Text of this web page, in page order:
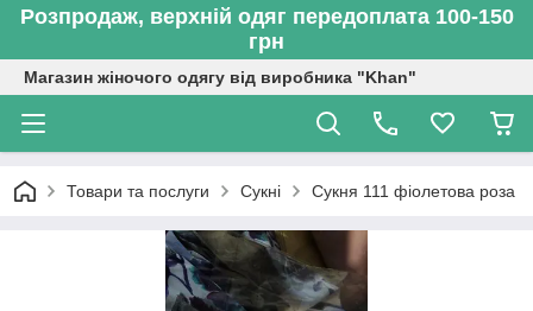
Розпродаж, верхній одяг передоплата 100-150
грн
Магазин жіночого одягу від виробника "Khan"
Товари та послуги Сукні Сукня 111 фіолетова роза